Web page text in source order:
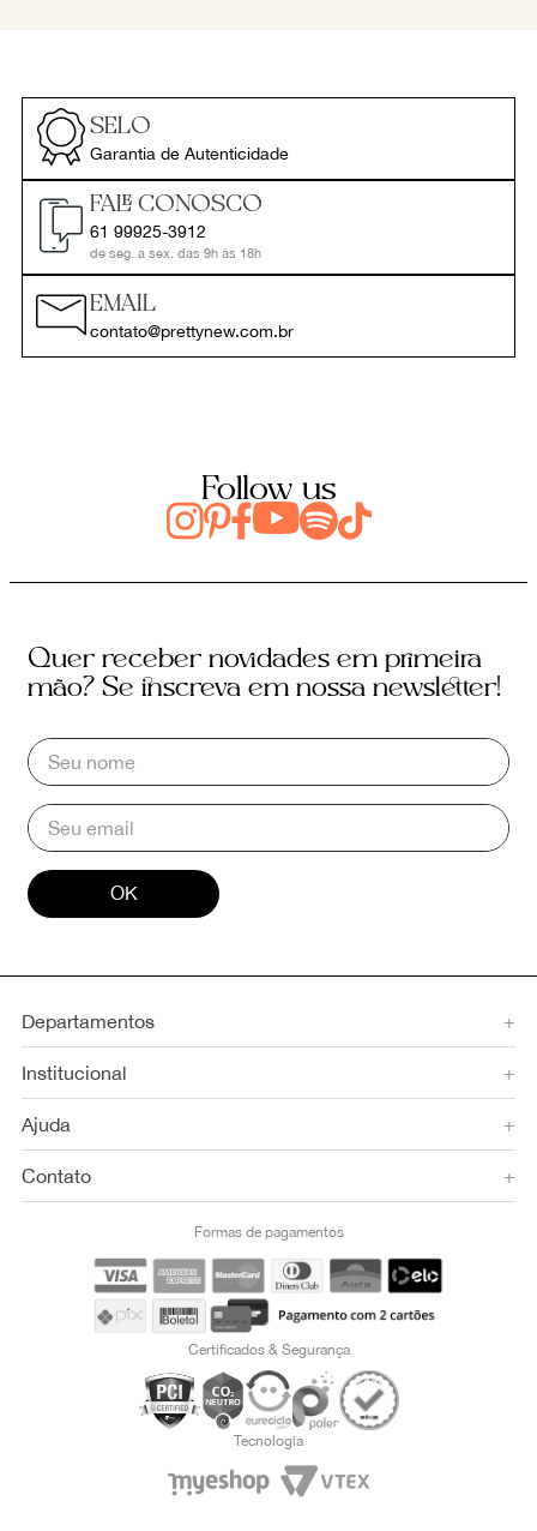
SELO
Garantia de Autenticidade
FALE CONOSCO
61 99925-3912
de seg. a sex. das 9h às 18h
EMAIL
contato@prettynew.com.br
Follow us
Quer receber novidades em primeira
mão? Se inscreva em nossa newsletter!
OK
Departamentos +
Institucional +
Ajuda +
Contato +
Formas de pagamentos
Certificados & Segurança
Tecnologia